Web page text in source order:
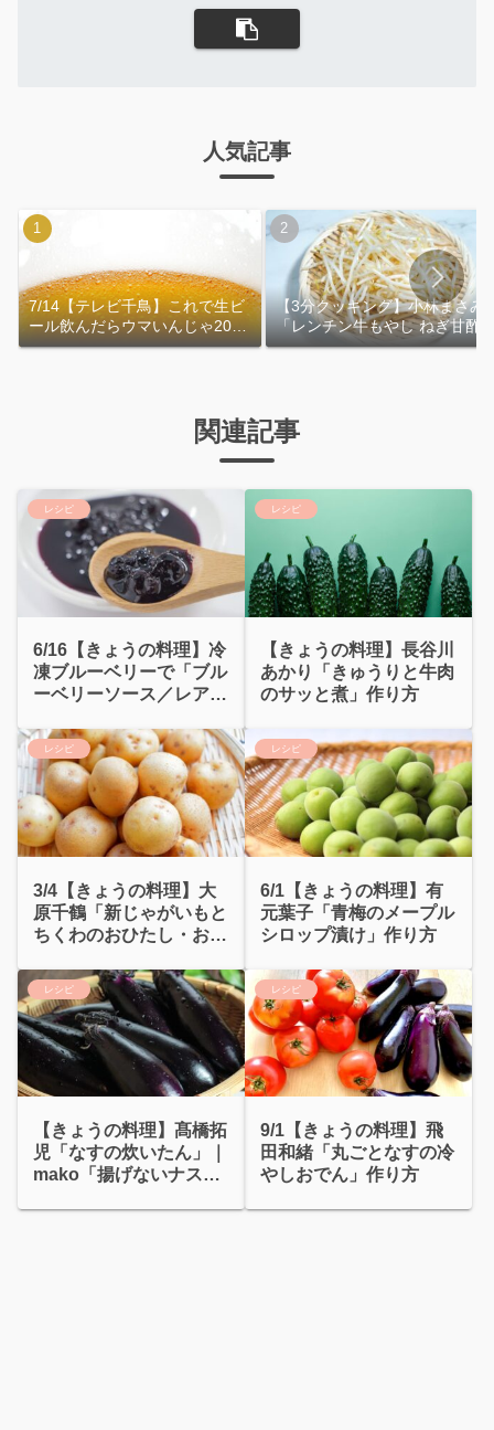
人気記事
7/14【テレビ千鳥】これで生ビ
ール飲んだらウマいんじゃ2026
｜おおよその作り方
【3分クッキング】小林まさみ
「レンチン牛もやし ねぎ甘酢
れ」作り方
関連記事
レシピ
6/16【きょうの料理】冷
凍ブルーベリーで「ブル
ーベリーソース／レアチ
レシピ
【きょうの料理】長谷川
あかり「きゅうりと牛肉
のサッと煮」作り方
レシピ
3/4【きょうの料理】大
原千鶴「新じゃがいもと
ちくわのおひたし・おす
レシピ
6/1【きょうの料理】有
元葉子「青梅のメープル
シロップ漬け」作り方
レシピ
【きょうの料理】髙橋拓
児「なすの炊いたん」｜
mako「揚げないナスの
レシピ
9/1【きょうの料理】飛
田和緒「丸ごとなすの冷
やしおでん」作り方